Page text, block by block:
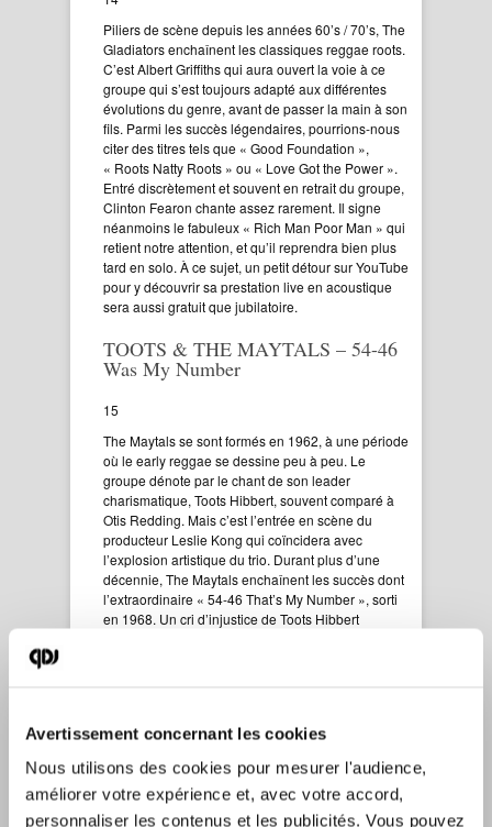
Avertissement concernant les cookies
Nous utilisons des cookies pour mesurer l'audience,
améliorer votre expérience et, avec votre accord,
personnaliser les contenus et les publicités. Vous pouvez
Piliers de scène depuis les années 60’s / 70’s, The
Gladiators enchaînent les classiques reggae roots.
C’est Albert Griffiths qui aura ouvert la voie à ce
groupe qui s’est toujours adapté aux différentes
évolutions du genre, avant de passer la main à son
fils. Parmi les succès légendaires, pourrions-nous
citer des titres tels que « Good Foundation »,
« Roots Natty Roots » ou « Love Got the Power ».
Entré discrètement et souvent en retrait du groupe,
Clinton Fearon chante assez rarement. Il signe
néanmoins le fabuleux « Rich Man Poor Man » qui
retient notre attention, et qu’il reprendra bien plus
tard en solo. À ce sujet, un petit détour sur YouTube
pour y découvrir sa prestation live en acoustique
sera aussi gratuit que jubilatoire.
TOOTS & THE MAYTALS – 54-46
Was My Number
15
The Maytals se sont formés en 1962, à une période
où le early reggae se dessine peu à peu. Le
groupe dénote par le chant de son leader
charismatique, Toots Hibbert, souvent comparé à
Otis Redding. Mais c’est l’entrée en scène du
producteur Leslie Kong qui coïncidera avec
l’explosion artistique du trio. Durant plus d’une
décennie, The Maytals enchaînent les succès dont
l’extraordinaire « 54-46 That’s My Number », sorti
en 1968. Un cri d’injustice de Toots Hibbert
Specials. Le groupe se sépare définitivement en
1982. Toots poursuivra sa route avec d’autres
musiciens et remportera même un Grammy Award
du meilleur album reggae pour son album « True
Love » sorti en 2004.